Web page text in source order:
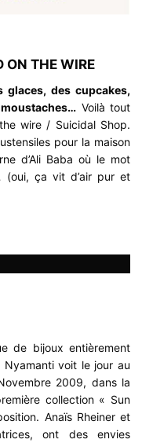
ON THE WIRE
glaces, des cupcakes,
Voilà tout
wire / Suicidal Shop.
pour la maison
d’Ali Baba où le mot
(oui, ça vit d’air pur et
de bijoux entièrement
voit le jour au
2009, dans la
collection « Sun
Anaïs Rheiner et
ont des envies